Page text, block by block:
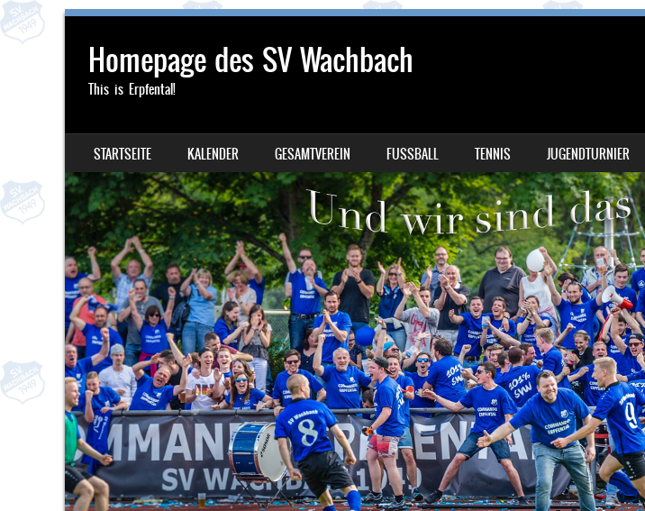
Homepage des SV Wachbach
This is Erpfental!
MENU
SKIP TO CONTENT
STARTSEITE KALENDER GESAMTVEREIN FUSSBALL TENNIS JUGENDTURNIER